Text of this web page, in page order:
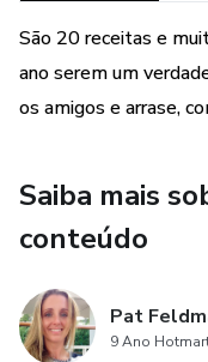
O que você encontra:
• 20 receitas — de
• Dicas de montagem
São 20 receitas e
ano serem um
os amigos e arrase,
Saiba mais
conteúdo
Pat
9 Ano